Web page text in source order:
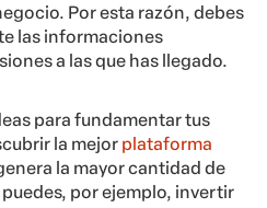
Por esta razón, debes
las informaciones
a las que has llegado.
para fundamentar tus
la mejor plataforma
la mayor cantidad de
por ejemplo, invertir